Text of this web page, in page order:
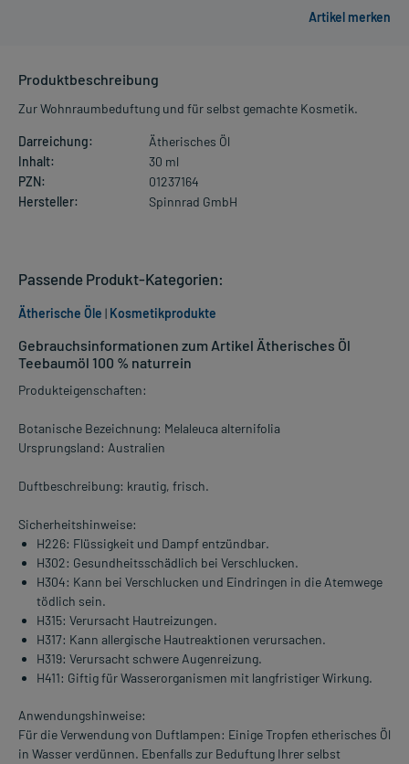
Produktbeschreibung
Zur Wohnraumbeduftung und für selbst gemachte Kosmetik.
Darreichung:
Ätherisches Öl
Inhalt:
30 ml
PZN:
01237164
Hersteller:
Spinnrad GmbH
Gebrauchsinformationen zum Artikel Ätherisches Öl
Teebaumöl 100 % naturrein
Produkteigenschaften:
Botanische Bezeichnung: Melaleuca alternifolia
Ursprungsland: Australien
Duftbeschreibung: krautig, frisch.
Sicherheitshinweise:
H226: Flüssigkeit und Dampf entzündbar.
H302: Gesundheitsschädlich bei Verschlucken.
H304: Kann bei Verschlucken und Eindringen in die Atemwege
tödlich sein.
H315: Verursacht Hautreizungen.
H317: Kann allergische Hautreaktionen verursachen.
H319: Verursacht schwere Augenreizung.
H411: Giftig für Wasserorganismen mit langfristiger Wirkung.
Anwendungshinweise:
Für die Verwendung von Duftlampen: Einige Tropfen etherisches Öl
in Wasser verdünnen. Ebenfalls zur Beduftung Ihrer selbst
Passende Produkt-Kategorien:
Ätherische Öle | Kosmetikprodukte